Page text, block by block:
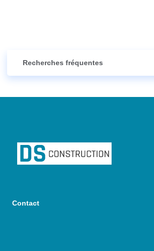
Recherches fréquentes
Contact